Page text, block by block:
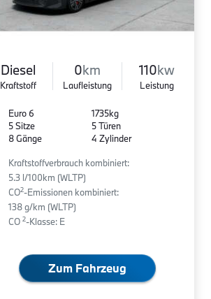
Diesel
Kraftstoff
0km
Laufleistung
110kw
Leistung
Euro 6
5 Sitze
8 Gänge
1735kg
5 Türen
4 Zylinder
Kraftstoffverbrauch kombiniert:
5.3 l/100km (WLTP)
CO2-Emissionen kombiniert:
138 g/km (WLTP)
CO 2-Klasse: E
Zum Fahrzeug